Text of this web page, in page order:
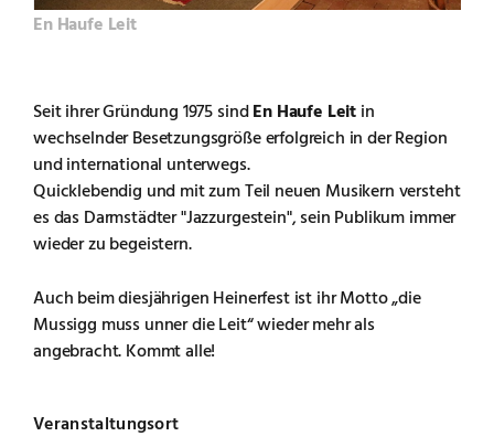
En Haufe Leit
Seit ihrer Gründung 1975 sindEn Haufe Leit in
wechselnder Besetzungsgröße erfolgreich in der Region
und international unterwegs.
Quicklebendig und mit zum Teil neuen Musikern versteht
es das Darmstädter "Jazzurgestein", sein Publikum immer
wieder zu begeistern.
Auch beim diesjährigen Heinerfest ist ihr Motto „die
Mussigg muss unner die Leit“ wieder mehr als
angebracht. Kommt alle!
Veranstaltungsort